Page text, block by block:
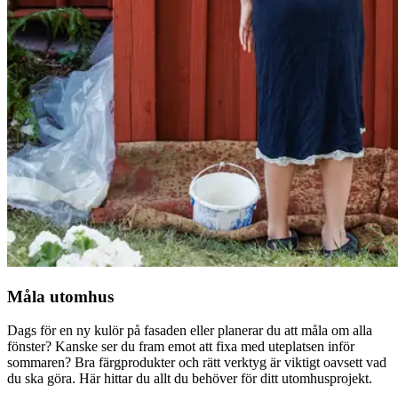
Måla utomhus
Dags för en ny kulör på fasaden eller planerar du att måla om alla
fönster? Kanske ser du fram emot att fixa med uteplatsen inför
sommaren? Bra färgprodukter och rätt verktyg är viktigt oavsett vad
du ska göra. Här hittar du allt du behöver för ditt utomhusprojekt.